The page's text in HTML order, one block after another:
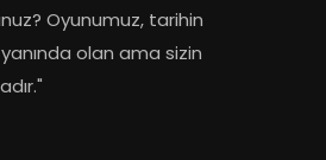
Oyunumuz, tarihin
olan ama sizin